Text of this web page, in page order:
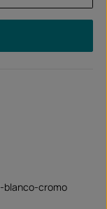
blanco-cromo